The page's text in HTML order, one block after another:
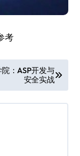
考
：ASP开发与
安全实战